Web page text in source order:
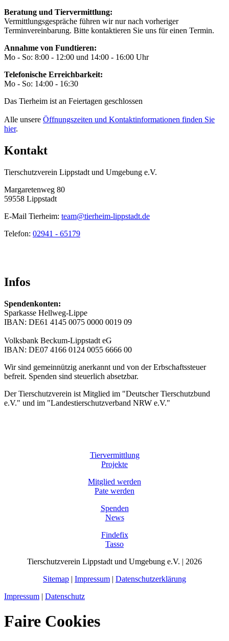
Beratung und Tiervermittlung:
Vermittlungsgespräche führen wir nur nach vorheriger
Terminvereinbarung. Bitte kontaktieren Sie uns für einen Termin.
Annahme von Fundtieren:
Mo - So: 8:00 - 12:00 und 14:00 - 16:00 Uhr
Telefonische Erreichbarkeit:
Mo - So: 14:00 - 16:30
Das Tierheim ist an Feiertagen geschlossen
Alle unsere Öffnungszeiten und Kontaktinformationen finden Sie
hier.
Kontakt
Tierschutzverein Lippstadt und Umgebung e.V.
Margaretenweg 80
59558 Lippstadt
E-Mail Tierheim: team@tierheim-lippstadt.de
Telefon: 02941 - 65179
Infos
Spendenkonten:
Sparkasse Hellweg-Lippe
IBAN: DE61 4145 0075 0000 0019 09
Volksbank Beckum-Lippstadt eG
IBAN: DE07 4166 0124 0055 6666 00
Wir sind gemeinnützig anerkannt und von der Erbschaftssteuer
befreit. Spenden sind steuerlich absetzbar.
Der Tierschutzverein ist Mitglied im "Deutscher Tierschutzbund
e.V." und im "Landestierschutzverband NRW e.V."
Tiervermittlung
Projekte
Mitglied werden
Pate werden
Spenden
News
Findefix
Tasso
Tierschutzverein Lippstadt und Umgebung e.V. | 2026
Sitemap | Impressum | Datenschutzerklärung
Impressum | Datenschutz
Faire Cookies